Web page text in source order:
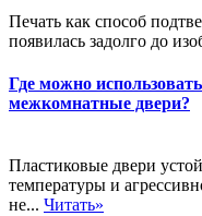
Печать как способ
появилась задолго до
Где можно
межкомнатные двери?
Пластиковые двери
температуры и
не... Читать»